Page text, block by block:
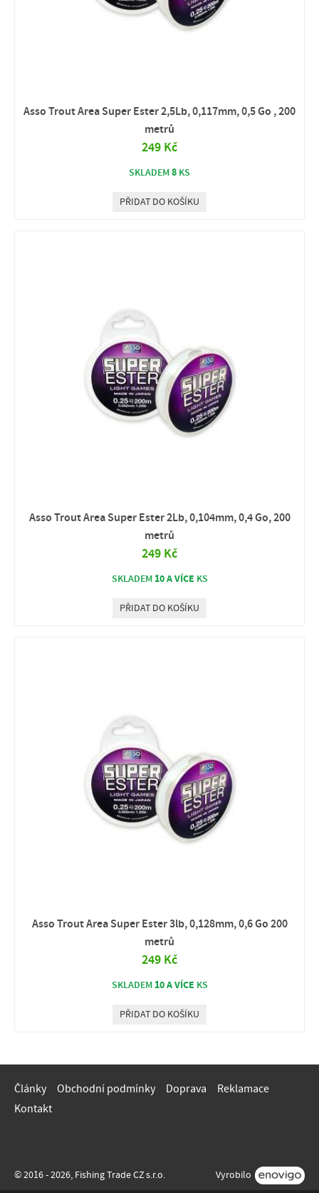
Asso Trout Area Super Ester 2,5Lb, 0,117mm, 0,5 Go , 200
metrů
249 Kč
SKLADEM8 KS
PŘIDAT DO KOŠÍKU
Asso Trout Area Super Ester 2Lb, 0,104mm, 0,4 Go, 200
metrů
249 Kč
SKLADEM 10 A VÍCE KS
PŘIDAT DO KOŠÍKU
Asso Trout Area Super Ester 3lb, 0,128mm, 0,6 Go 200
metrů
249 Kč
SKLADEM 10 A VÍCE KS
PŘIDAT DO KOŠÍKU
Články Obchodní podmínky Doprava
Reklamace
Kontakt
© 2016 - 2026, Fishing Trade CZ s.r.o. Vyrobilo